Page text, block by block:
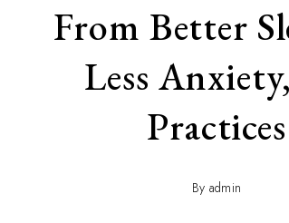
From Better
Less
Practices
By admin